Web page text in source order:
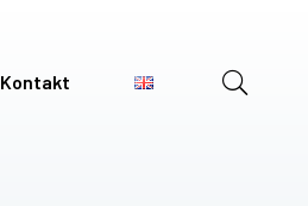
Kontakt